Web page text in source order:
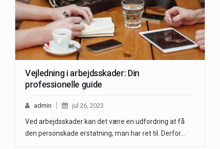
Vejledning i arbejdsskader: Din
professionelle guide
admin jul 26, 2023
Ved arbejdsskader kan det være en udfordring at få
den personskade erstatning, man har ret til. Derfor…